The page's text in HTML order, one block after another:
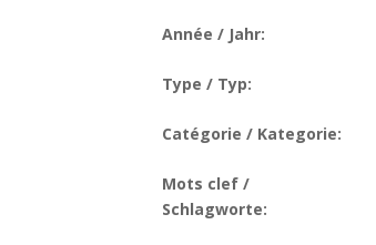
Année / Jahr:
Type / Typ:
Catégorie / Kategorie:
Mots clef /
Schlagworte: